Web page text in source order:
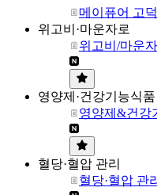
메이퓨어 고
위고비·마운자로
위고비/마운
영양제·건강기능식품
영양제&건강
혈당·혈압 관리
혈당·혈압 관